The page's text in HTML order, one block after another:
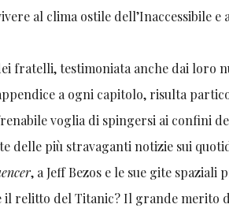
al clima ostile dell’Inaccessibile
fratelli, testimoniata anche dai loro
a ogni capitolo, risulta
voglia di spingersi ai confini
delle più stravaganti notizie sui
, a Jeff Bezos e le sue gite
il relitto del Titanic? Il grande merito